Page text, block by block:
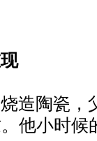
造陶瓷，
他小时候